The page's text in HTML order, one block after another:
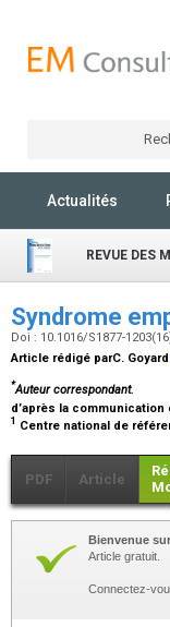
Actualités
REVUE DES
Syndrome
Doi : 10.1016/S1877-
Article rédigé parC. Goyard
*Auteur correspondant.
d’après la communication
1 Centre national de
PDF Article
Bienvenue
Article gratuit.
Connectez-